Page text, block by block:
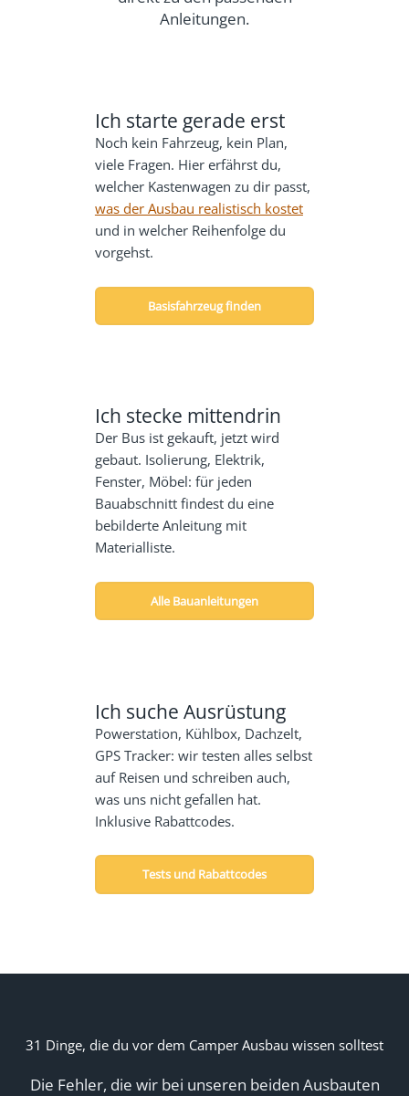
Anleitungen.
Ich starte gerade erst
Noch kein Fahrzeug, kein Plan,
viele Fragen. Hier erfährst du,
welcher Kastenwagen zu dir passt,
was der Ausbau realistisch kostet
und in welcher Reihenfolge du
vorgehst.
Basisfahrzeug finden
Ich stecke mittendrin
Der Bus ist gekauft, jetzt wird
gebaut. Isolierung, Elektrik,
Fenster, Möbel: für jeden
Bauabschnitt findest du eine
bebilderte Anleitung mit
Materialliste.
Alle Bauanleitungen
Ich suche Ausrüstung
Powerstation, Kühlbox, Dachzelt,
GPS Tracker: wir testen alles selbst
auf Reisen und schreiben auch,
was uns nicht gefallen hat.
Inklusive Rabattcodes.
Tests und Rabattcodes
31 Dinge, die du vor dem Camper Ausbau wissen solltest
Die Fehler, die wir bei unseren beiden Ausbauten